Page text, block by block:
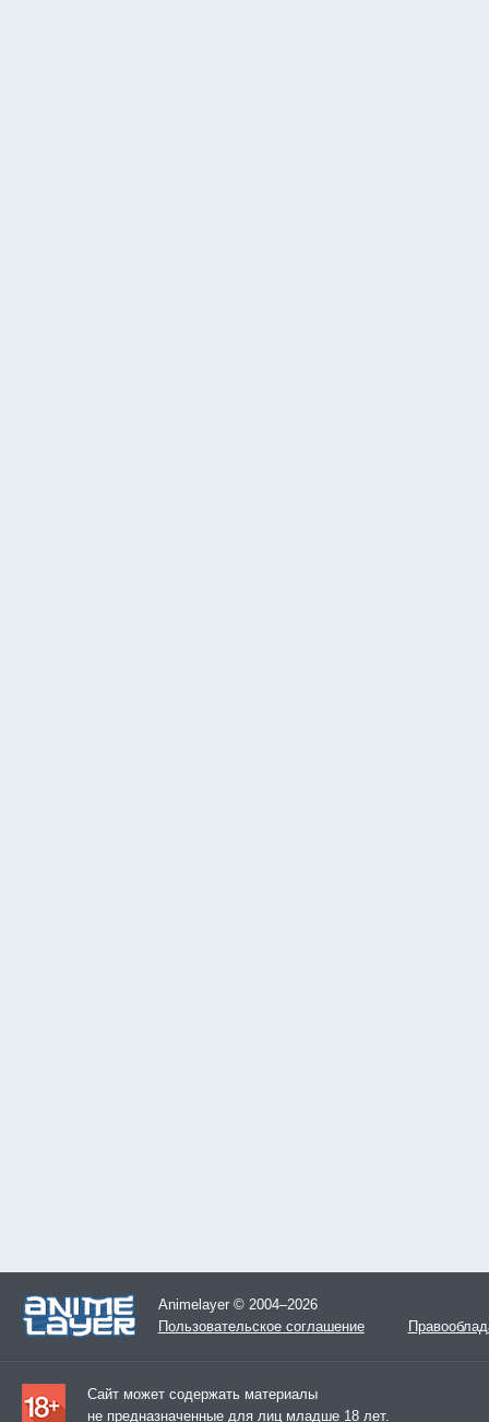
Animelayer © 2004–2026
Пользовательское соглашение
Сайт может содержать материалы
не предназначенные для лиц младше 18 лет.